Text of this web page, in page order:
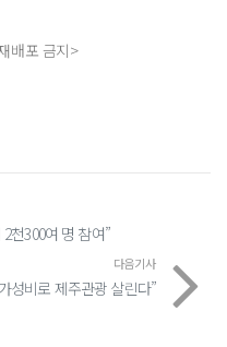
배포 금지>
천300여 명 참여”
다음기사
성비로 제주관광 살린다”